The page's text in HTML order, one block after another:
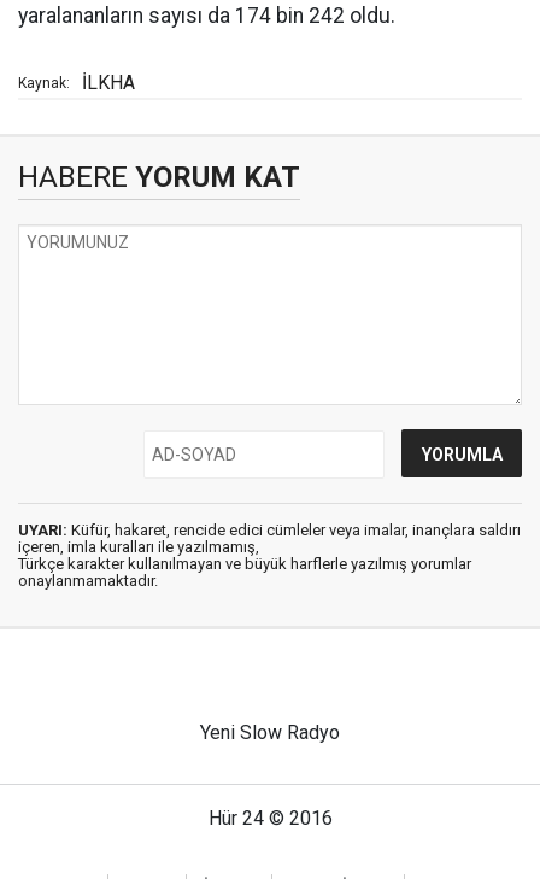
yaralananların sayısı da 174 bin 242 oldu.
Kaynak: İLKHA
HABERE YORUM KAT
UYARI: Küfür, hakaret, rencide edici cümleler veya imalar, inançlara saldırı
içeren, imla kuralları ile yazılmamış,
Türkçe karakter kullanılmayan ve büyük harflerle yazılmış yorumlar
onaylanmamaktadır.
Yeni Slow Radyo
Hür 24 © 2016